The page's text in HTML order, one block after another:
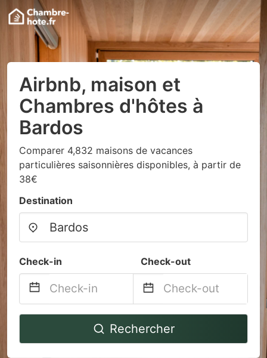
Airbnb, maison et
Chambres d'hôtes à
Bardos
Comparer 4,832 maisons de vacances
particulières saisonnières disponibles, à partir de
38€
Destination
Check-in Check-out
Navigate
to
Navigate
backward
to
Rechercher